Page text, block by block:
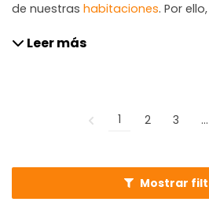
de nuestras habitaciones. Por
tipo de iluminación se necesita.
estamos escogiendo las
pueden distinguirse la necesidad
desde industriales hasta
Leer más
1 2 3 …
Mostrar